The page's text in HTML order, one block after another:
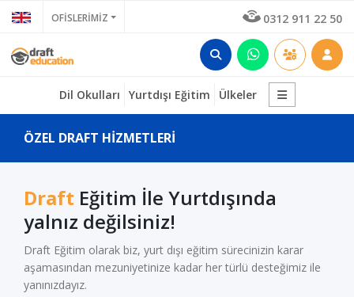
OFİSLERİMİZ 0312 911 22 50
Dil Okulları Yurtdışı Eğitim Ülkeler
ÖZEL DRAFT HİZMETLERİ
Draft Eğitim İle Yurtdışında
yalnız değilsiniz!
Draft Eğitim olarak biz, yurt dışı eğitim sürecinizin karar
aşamasından mezuniyetinize kadar her türlü desteğimiz ile
yanınızdayız.